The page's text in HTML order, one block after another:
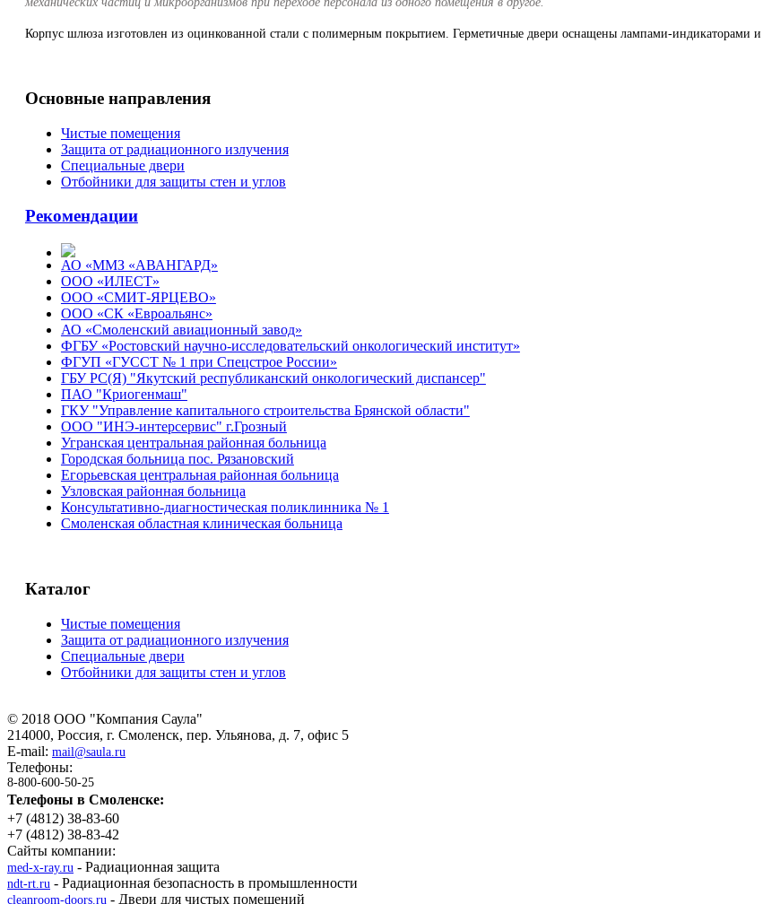
Корпус шлюза изготовлен из оцинкованной стали с полимерным покрытием. Герметичные двери оснащены лампами-индикаторами
Основные направления
Чистые помещения
Защита от радиационного излучения
Специальные двери
Отбойники для защиты стен и углов
Рекомендации
АО «ММЗ «АВАНГАРД»
ООО «ИЛЕСТ»
ООО «СМИТ-ЯРЦЕВО»
ООО «СК «Евроальянс»
АО «Смоленский авиационный завод»
ФГБУ «Ростовский научно-исследовательский онкологический институт»
ФГУП «ГУССТ № 1 при Спецстрое России»
ГБУ РС(Я) "Якутский республиканский онкологический диспансер"
ПАО "Криогенмаш"
ГКУ "Управление капитального строительства Брянской области"
ООО "ИНЭ-интерсервис" г.Грозный
Угранская центральная районная больница
Городская больница пос. Рязановский
Егорьевская центральная районная больница
Узловская районная больница
Консультативно-диагностическая поликлинника № 1
Смоленская областная клиническая больница
Каталог
Чистые помещения
Защита от радиационного излучения
Специальные двери
Отбойники для защиты стен и углов
© 2018 ООО "Компания Саула"
214000, Россия, г. Смоленск, пер. Ульянова, д. 7, офис 5
E-mail: mail@saula.ru
Телефоны:
8-800-600-50-25
Телефоны в Смоленске:
+7 (4812) 38-83-60
+7 (4812) 38-83-42
Сайты компании:
med-x-ray.ru - Радиационная защита
ndt-rt.ru - Радиационная безопасность в промышленности
cleanroom-doors.ru - Двери для чистых помещений